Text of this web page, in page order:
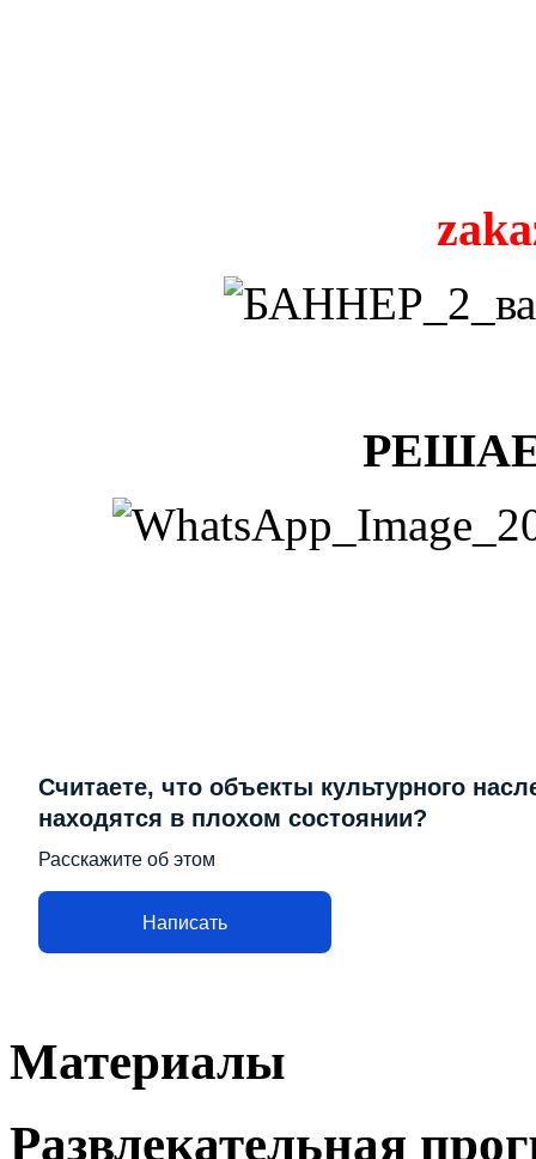
Считаете, что объекты культурного
находятся в плохом состоянии?
Расскажите об этом
Написать
Материалы
Развлекательная